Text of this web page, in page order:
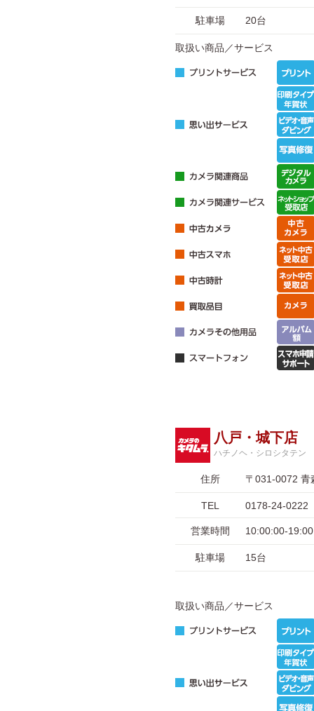
駐車場 20台
取扱い商品／サービス
八戸・城下店
ハチノヘ・シロシタテン
住所 〒031-0072 青
TEL 0178-24-0222
営業時間 10:00:00-
駐車場 15台
取扱い商品／サービス